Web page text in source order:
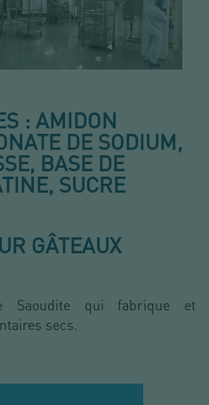
: AMIDON
DE SODIUM,
BASE DE
SUCRE
GÂTEAUX
Saoudite qui fabrique et
secs.